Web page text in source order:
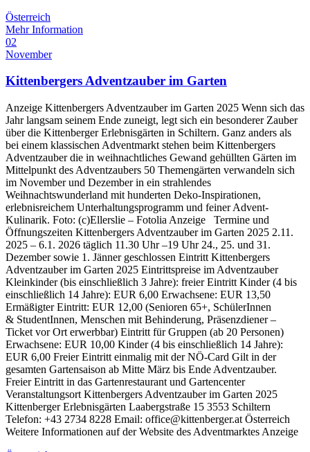
Österreich
Mehr Information
02
November
Kittenbergers Adventzauber im Garten
Anzeige Kittenbergers Adventzauber im Garten 2025 Wenn sich das
Jahr langsam seinem Ende zuneigt, legt sich ein besonderer Zauber
über die Kittenberger Erlebnisgärten in Schiltern. Ganz anders als
bei einem klassischen Adventmarkt stehen beim Kittenbergers
Adventzauber die in weihnachtliches Gewand gehüllten Gärten im
Mittelpunkt des Adventzaubers 50 Themengärten verwandeln sich
im November und Dezember in ein strahlendes
Weihnachtswunderland mit hunderten Deko-Inspirationen,
erlebnisreichem Unterhaltungsprogramm und feiner Advent-
Kulinarik. Foto: (c)Ellerslie – Fotolia Anzeige Termine und
Öffnungszeiten Kittenbergers Adventzauber im Garten 2025 2.11.
2025 – 6.1. 2026 täglich 11.30 Uhr –19 Uhr 24., 25. und 31.
Dezember sowie 1. Jänner geschlossen Eintritt Kittenbergers
Adventzauber im Garten 2025 Eintrittspreise im Adventzauber
Kleinkinder (bis einschließlich 3 Jahre): freier Eintritt Kinder (4 bis
einschließlich 14 Jahre): EUR 6,00 Erwachsene: EUR 13,50
Ermäßigter Eintritt: EUR 12,00 (Senioren 65+, SchülerInnen
& StudentInnen, Menschen mit Behinderung, Präsenzdiener –
Ticket vor Ort erwerbbar) Eintritt für Gruppen (ab 20 Personen)
Erwachsene: EUR 10,00 Kinder (4 bis einschließlich 14 Jahre):
EUR 6,00 Freier Eintritt einmalig mit der NÖ-Card Gilt in der
gesamten Gartensaison ab Mitte März bis Ende Adventzauber.
Freier Eintritt in das Gartenrestaurant und Gartencenter
Veranstaltungsort Kittenbergers Adventzauber im Garten 2025
Kittenberger Erlebnisgärten Laabergstraße 15 3553 Schiltern
Telefon: +43 2734 8228 Email: office@kittenberger.at Österreich
Weitere Informationen auf der Website des Adventmarktes Anzeige